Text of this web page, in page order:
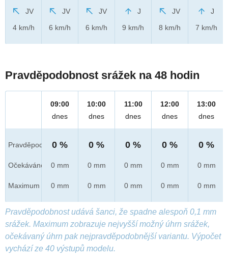
JV
4 km/h
JV
6 km/h
JV
6 km/h
J
9 km/h
JV
8 km/h
J
7 km/h
Pravděpodobnost srážek na 48 hodin
Pravděpod.
Očekáváno
Maximum
09:00
dnes
0 %
0 mm
0 mm
10:00
dnes
0 %
0 mm
0 mm
11:00
dnes
0 %
0 mm
0 mm
12:00
dnes
0 %
0 mm
0 mm
13:00
dnes
0 %
0 mm
0 mm
Pravděpodobnost udává šanci, že spadne alespoň 0,1 mm
srážek. Maximum zobrazuje nejvyšší možný úhrn srážek,
očekávaný úhrn pak nejpravděpodobnější variantu. Výpočet
vychází ze 40 výstupů modelu.